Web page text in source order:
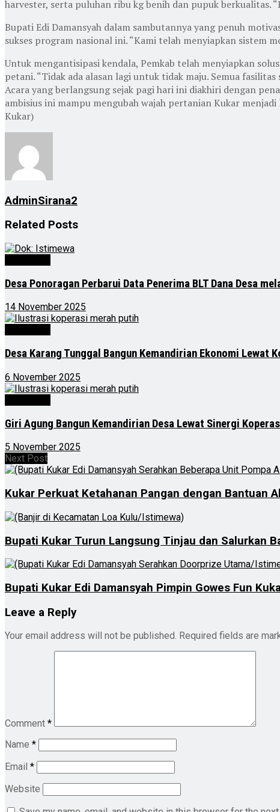
harvester, serta puluhan ribu kg benih dan pupuk
Bupati Edi Damansyah dalam sambutannya yang penuh
sukses program nasional ini. “Kami telah menyiapkan sistem
Untuk mengantisipasi kendala, Pemkab telah menyiapkan
petani. “Tidak ada alasan lagi untuk tidak maju. Semua
Acara yang berlangsung sejak pagi hari ini diakhiri dengan
ambisius ini mampu mengubah wajah pertanian Kukar
Kukar)
AdminSirana2
Related Posts
Desa Ponoragan Perbarui Data Penerima BLT Dana Desa
14 November 2025
Desa Karang Tunggal Bangun Kemandirian Ekonomi Lewat
6 November 2025
Giri Agung Bangun Kemandirian Desa Lewat Sinergi
5 November 2025
Next Post
Kukar Perkuat Ketahanan Pangan dengan Bantuan
Bupati Kukar Turun Langsung Tinjau dan Salurkan
Bupati Kukar Edi Damansyah Pimpin Gowes Fun
Leave a Reply
Your email address will not be published. Required fields are
Comment *
Name *
Email *
Website